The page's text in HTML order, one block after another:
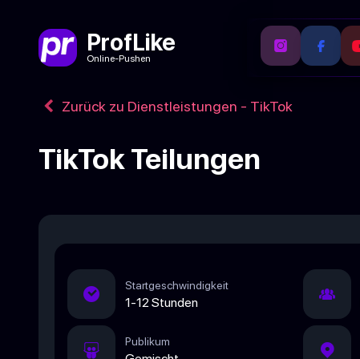
ProfLike
Online-Pushen
Zurück zu Dienstleistungen - TikTok
TikTok Teilungen
Startgeschwindigkeit
1-12 Stunden
Publikum